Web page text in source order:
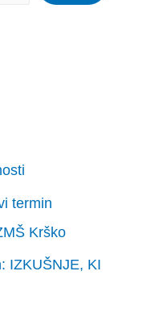
termin
Krško
IZKUŠNJE, KI